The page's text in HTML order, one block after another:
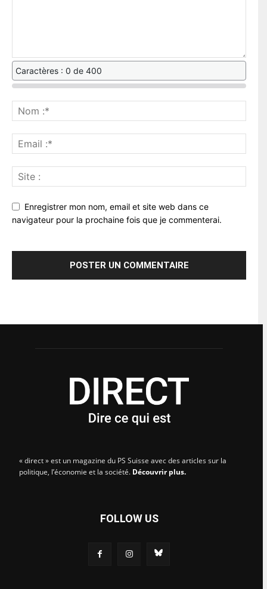
Caractères : 0 de 400
Enregistrer mon nom, email et site web dans ce
navigateur pour la prochaine fois que je commenterai.
« direct » est un magazine du PS Suisse avec des articles sur la
politique, l’économie et la société. Découvrir plus.
FOLLOW US